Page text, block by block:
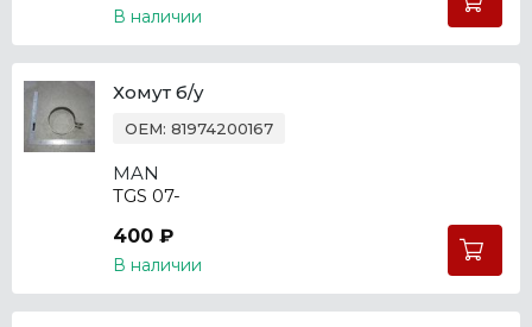
В наличии
Хомут б/у
OEM: 81974200167
MAN
TGS 07-
400 ₽
В наличии